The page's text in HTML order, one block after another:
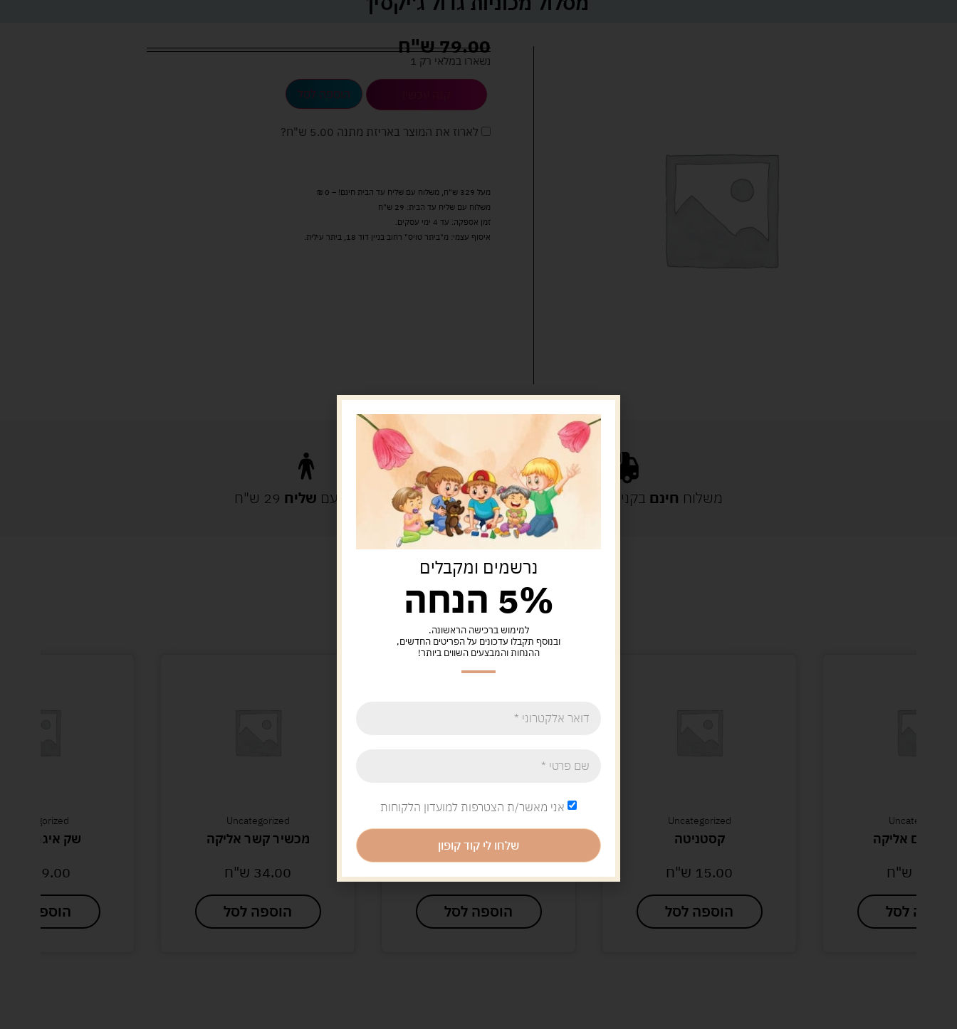
79.00ש"ח
נשארו במלאי רק 1
הוספה לסל
לארוז את המוצר באריזת מתנה 5.00 ש"ח ?
מעל 329 ש"ח, משלוח עם שליח עד הבית חינם! – 0 ₪
משלוח עם שליח עד הבית: 29 ש"ח
זמן אספקה: עד 4 ימי עסקים.
איסוף עצמי: מ"ביתר טויס" רחוב בניין דוד 18, ביתר עילית.
משלוח חינם בקנייה מעל 329 ש"ח משלוח עם שליח 29 ש"ח
מוצרים קשורים
Uncategorized
ילדים אליקה
ש"ח
הוספה לסל
Uncategorized
קסטניטה
15.00 ש"ח
הוספה לסל
אבוקדו בום
49.00ש"ח
הוספה לסל
Uncategorized
מכשיר קשר אליקה
34.00 ש"ח
הוספה לסל
Uncategorized
שק איגרוף
79.00
הוספה לסל
נרשמים ומקבלים
5% הנחה
למימוש ברכישה הראשונה.
ובנוסף תקבלו עדכונים על הפריטים החדשים,
ההנחות והמבצעים השווים ביותר!
אני מאשר/ת הצטרפות למועדון הלקוחות
שלחו לי קוד קופון